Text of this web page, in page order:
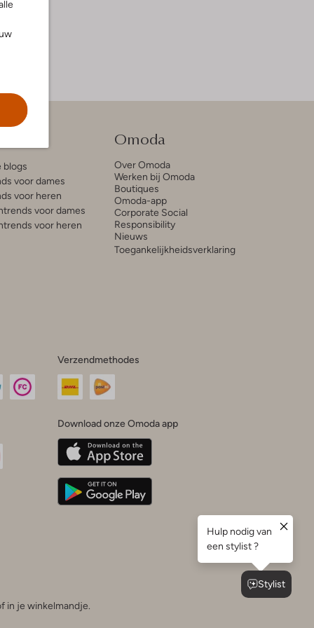
blogs
voor dames
voor heren
voor dames
voor heren
Omoda
Over Omoda
Werken bij Omoda
Boutiques
Omoda-app
Corporate Social
Responsibility
Nieuws
Toegankelijkheidsverklaring
Verzendmethodes
Download onze Omoda app
in je winkelmandje.